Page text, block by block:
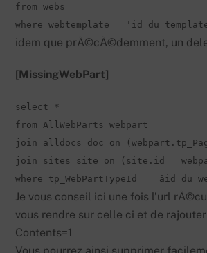
from webs
where webtemplate = 'id du
idem que prÃ©cÃ©demment, un
[MissingWebPart]
select *
from AllWebParts webpart
join alldocs doc on
join sites site on (site.id =
where tp_WebPartTypeId  = âid du
Je vous conseil ici une fois l’url
vous rendre sur celle ci et de
Contents=1